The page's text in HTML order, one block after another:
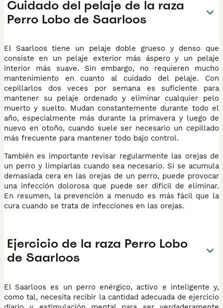
Cuidado del pelaje de la raza
Perro Lobo de Saarloos
El Saarloos tiene un pelaje doble grueso y denso que
consiste en un pelaje exterior más áspero y un pelaje
interior más suave. Sin embargo, no requieren mucho
mantenimiento en cuanto al cuidado del pelaje. Con
cepillarlos dos veces por semana es suficiente para
mantener su pelaje ordenado y eliminar cualquier pelo
muerto y suelto. Mudan constantemente durante todo el
año, especialmente más durante la primavera y luego de
nuevo en otoño, cuando suele ser necesario un cepillado
más frecuente para mantener todo bajo control.
También es importante revisar regularmente las orejas de
un perro y limpiarlas cuando sea necesario. Si se acumula
demasiada cera en las orejas de un perro, puede provocar
una infección dolorosa que puede ser difícil de eliminar.
En resumen, la prevención a menudo es más fácil que la
cura cuando se trata de infecciones en las orejas.
Ejercicio de la raza Perro Lobo
de Saarloos
El Saarloos es un perro enérgico, activo e inteligente y,
como tal, necesita recibir la cantidad adecuada de ejercicio